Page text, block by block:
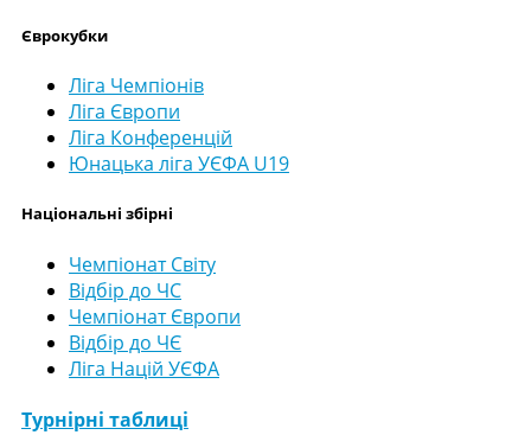
Єврокубки
Ліга Чемпіонів
Ліга Європи
Ліга Конференцій
Юнацька ліга УЄФА U19
Національні збірні
Чемпіонат Світу
Відбір до ЧС
Чемпіонат Європи
Відбір до ЧЄ
Ліга Націй УЄФА
Турнірні таблиці